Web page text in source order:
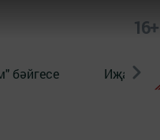
16+
бәйгесе Иҗат